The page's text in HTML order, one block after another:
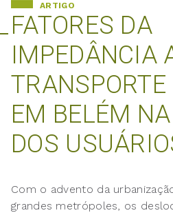
FATORES DA
IMPEDÂNCIA
EM BELÉM
DOS
ARTIGO
Com o advento da
grandes metrópoles, os